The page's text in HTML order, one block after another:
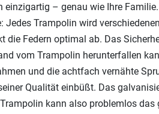
– genau wie Ihre
Jedes Trampolin wird
die Federn optimal ab. Das
vom Trampolin herunterfallen
und die achtfach vernähte
Qualität einbüßt. Das
kann also problemlos das